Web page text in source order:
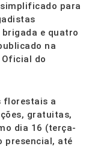
para
e quatro
na
do
florestais a
gratuitas,
dia 16 (terça-
presencial, até